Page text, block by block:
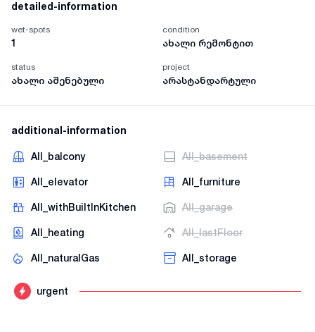
detailed-information
wet-spots
1
condition
ახალი რემონტით
status
ახალი აშენებული
project
არასტანდარტული
additional-information
AII_balcony AII_basement
AII_elevator AII_furniture
AII_withBuiltInKitchen AII_garage
AII_heating AII_lastFloor
AII_naturalGas AII_storage
urgent